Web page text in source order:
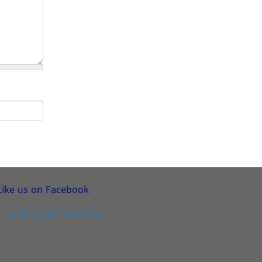
us on Facebook
Like us on Facebook